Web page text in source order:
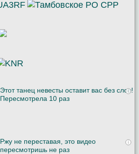
i
Этот танец невесты оставит вас без слов!
Пересмотрела 10 раз
i
Ржу не переставая, это видео
пересмотришь не раз